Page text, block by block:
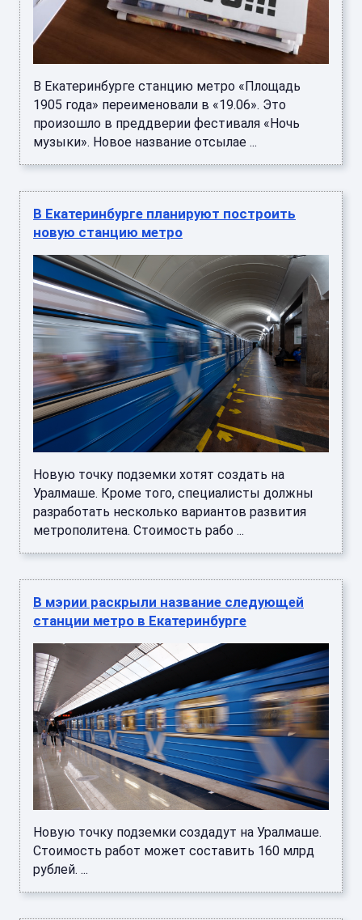
В Екатеринбурге станцию метро «Площадь
1905 года» переименовали в «19.06». Это
произошло в преддверии фестиваля «Ночь
музыки». Новое название отсылае ...
В Екатеринбурге планируют построить
новую станцию метро
Новую точку подземки хотят создать на
Уралмаше. Кроме того, специалисты должны
разработать несколько вариантов развития
метрополитена. Стоимость рабо ...
В мэрии раскрыли название следующей
станции метро в Екатеринбурге
Новую точку подземки создадут на Уралмаше.
Стоимость работ может составить 160 млрд
рублей. ...